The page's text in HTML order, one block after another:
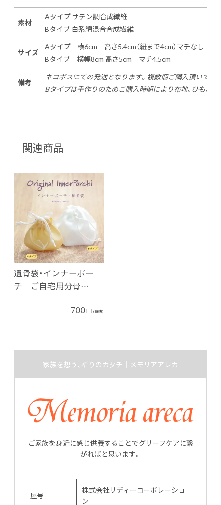
素材
Aタイプ サテン調合成繊維
Bタイプ 白系綿混合合成繊維
サイズ
Aタイプ 横6cm 高さ5.4cm（紐まで4cm）マチなし
Bタイプ 横幅8cm 高さ5cm マチ4.5cm
備考
ネコポスにての発送となります。複数個ご購入頂いても
Bタイプは手作りのためご購入時期により布地、ひも、
関連商品
遺骨袋・インナーポー
チ ご自宅用分骨…
700円 (税抜)
家族を想う、祈りのカタチ｜メモリアアレカ
ご家族を身近に感じ供養することでグリーフケアに繋
がればと思います。
屋号
株式会社リディーコーポレーショ
ン